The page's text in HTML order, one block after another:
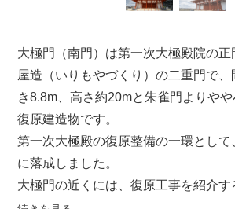
大極門（南門）は第一次大極殿院の
屋造（いりもやづくり）の二重門で
き8.8m、高さ約20mと朱雀門 よりや
復原建造物です。
第一次大極殿の復原整備の一環として
に落成しました。
大極門の近くには、復原工事を紹介す